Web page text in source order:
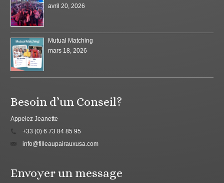
avril 20, 2026
Mutual Matching
mars 18, 2026
Besoin d’un Conseil?
Appelez Jeanette
+33 (0) 6 73 84 85 95
info@filleaupairauxusa.com
Envoyer un message